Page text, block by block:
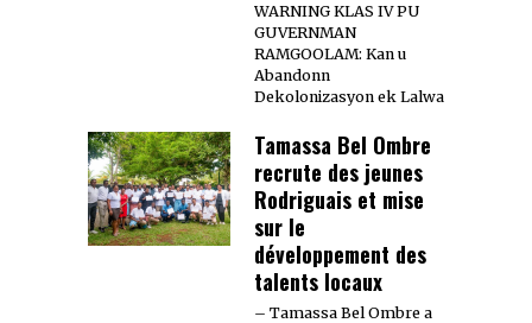
WARNING KLAS IV PU
GUVERNMAN
RAMGOOLAM: Kan u
Abandonn
Dekolonizasyon ek Lalwa
Tamassa Bel Ombre
recrute des jeunes
Rodriguais et mise
sur le
développement des
talents locaux
– Tamassa Bel Ombre a